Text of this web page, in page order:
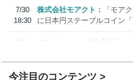
7/30
18:30
株式会社モアクト
「モア
に日本円ステーブルコイン
7/29
SBI VCトレード株式会社
今注目のコンテンツ